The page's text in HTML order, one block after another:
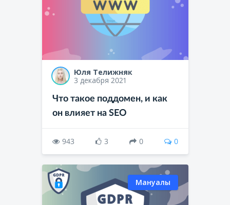
Юля Телижняк
3 декабря 2021
Что такое поддомен, и как
он влияет на SEO
943 3 0 0
Мануалы